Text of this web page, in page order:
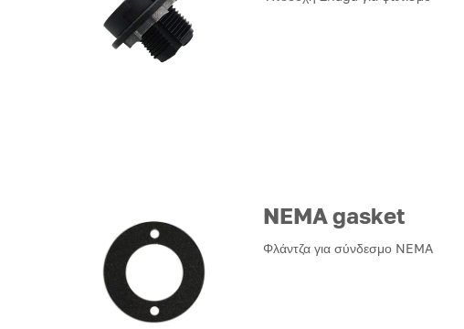
NEMA gasket
Φλάντζα για σύνδεσμο NEMA